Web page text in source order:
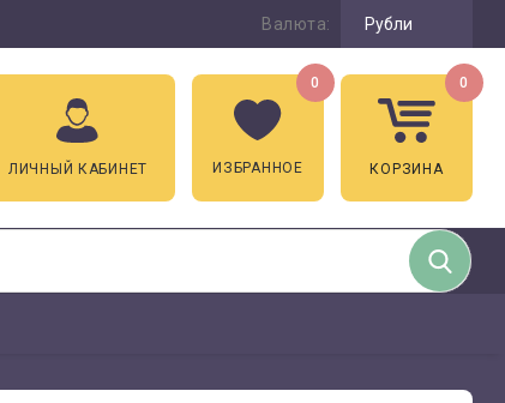
Валюта: Рубли
ЛИЧНЫЙ КАБИНЕТ ИЗБРАННОЕ
0
КОРЗИНА
0